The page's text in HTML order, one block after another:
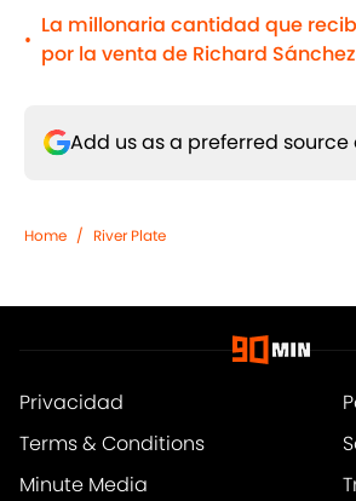
•
La millonaria cantidad que
por la venta de Richard Sánchez
Add us as a preferred source
Home / River Plate
Privacidad
Terms & Conditions
Minute Media